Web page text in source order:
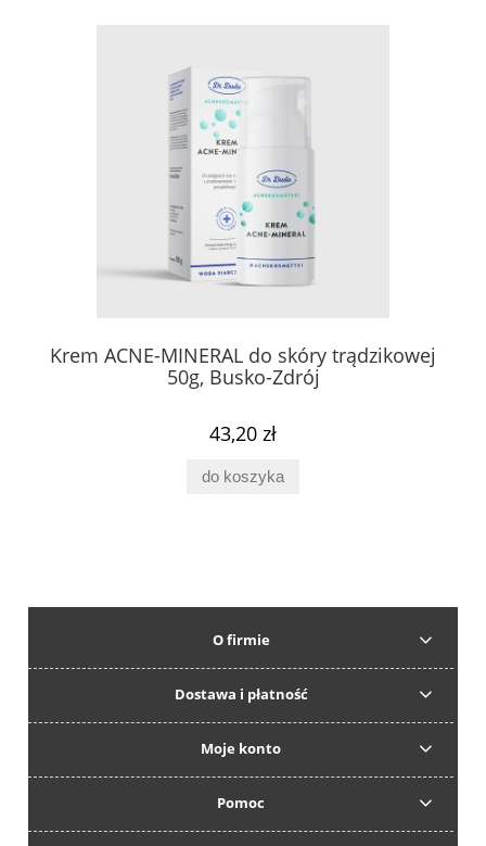
Krem ACNE-MINERAL do skóry trądzikowej
50g, Busko-Zdrój
43,20 zł
do koszyka
O firmie
Dostawa i płatność
Moje konto
Pomoc